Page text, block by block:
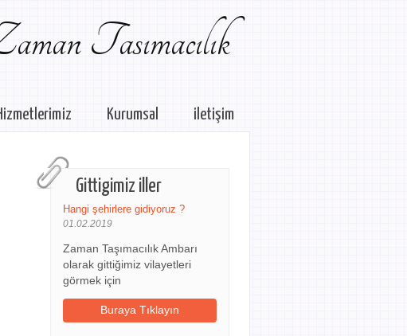
Tasımacılık
Kurumsal iletişim
Gittigimiz iller
Hangi şehirlere gidiyoruz ?
01.02.2019
Zaman Taşımacılık Ambarı
olarak gittiğimiz vilayetleri
görmek için
Buraya Tıklayın